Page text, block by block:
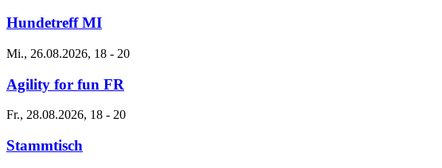
Hundetreff MI
Mi., 26.08.2026, 18 - 20
Agility for fun FR
Fr., 28.08.2026, 18 - 20
Stammtisch